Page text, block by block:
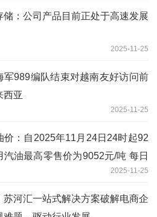
储：公司产品目前正处于高速发展
2025-11-25
军989编队结束对越南友好访问前
西亚
2025-11-25
价：自2025年11月24日24时起92
汽油最高零售价为9052元/吨 每日
2025-11-25
苏河汇一站式解决方案破解电商企